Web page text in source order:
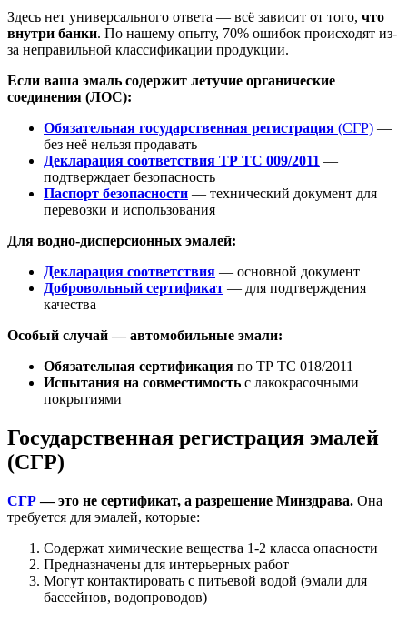
Здесь нет универсального ответа — всё зависит от того, что
внутри банки. По нашему опыту, 70% ошибок происходят из-
за неправильной классификации продукции.
Если ваша эмаль содержит летучие органические
соединения (ЛОС):
Обязательная государственная регистрация (СГР) —
без неё нельзя продавать
Декларация соответствия ТР ТС 009/2011 —
подтверждает безопасность
Паспорт безопасности — технический документ для
перевозки и использования
Для водно-дисперсионных эмалей:
Декларация соответствия — основной документ
Добровольный сертификат — для подтверждения
качества
Особый случай — автомобильные эмали:
Обязательная сертификация по ТР ТС 018/2011
Испытания на совместимость с лакокрасочными
покрытиями
Государственная регистрация эмалей
(СГР)
СГР— это не сертификат, а разрешение Минздрава. Она
требуется для эмалей, которые:
Содержат химические вещества 1-2 класса опасности
Предназначены для интерьерных работ
Могут контактировать с питьевой водой (эмали для
бассейнов, водопроводов)